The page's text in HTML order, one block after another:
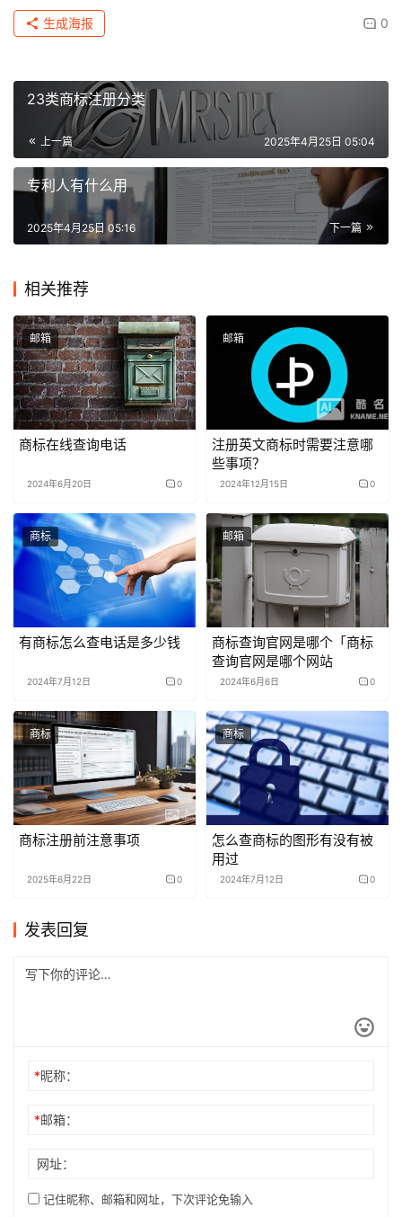
0
生成海报
23类商标注册分类
上一篇 2025年4月25日 05:04
专利人有什么用
下一篇
2025年4月25日 05:16
相关推荐
邮箱
商标在线查询电话
2024年6月20日 0
邮箱
注册英文商标时需要注意哪
些事项？
2024年12月15日 0
商标
有商标怎么查电话是多少钱
2024年7月12日 0
邮箱
商标查询官网是哪个「商标
查询官网是哪个网站
2024年6月6日 0
商标
商标注册前注意事项
2025年6月22日 0
商标
怎么查商标的图形有没有被
用过
2024年7月12日 0
发表回复
*昵称：
*邮箱：
网址：
记住昵称、邮箱和网址，下次评论免输入